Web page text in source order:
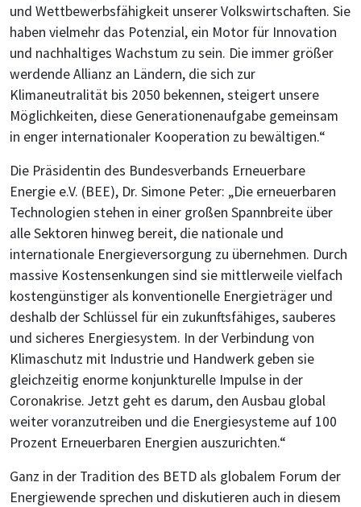
und Wettbewerbsfähigkeit unserer Volkswirtschaften. Sie
haben vielmehr das Potenzial, ein Motor für Innovation
und nachhaltiges Wachstum zu sein. Die immer größer
werdende Allianz an Ländern, die sich zur
Klimaneutralität bis 2050 bekennen, steigert unsere
Möglichkeiten, diese Generationenaufgabe gemeinsam
in enger internationaler Kooperation zu bewältigen.“
Die Präsidentin des Bundesverbands Erneuerbare
Energie e.V. (BEE), Dr. Simone Peter: „Die erneuerbaren
Technologien stehen in einer großen Spannbreite über
alle Sektoren hinweg bereit, die nationale und
internationale Energieversorgung zu übernehmen. Durch
massive Kostensenkungen sind sie mittlerweile vielfach
kostengünstiger als konventionelle Energieträger und
deshalb der Schlüssel für ein zukunftsfähiges, sauberes
und sicheres Energiesystem. In der Verbindung von
Klimaschutz mit Industrie und Handwerk geben sie
gleichzeitig enorme konjunkturelle Impulse in der
Coronakrise. Jetzt geht es darum, den Ausbau global
weiter voranzutreiben und die Energiesysteme auf 100
Prozent Erneuerbaren Energien auszurichten.“
Ganz in der Tradition des BETD als globalem Forum der
Energiewende sprechen und diskutieren auch in diesem